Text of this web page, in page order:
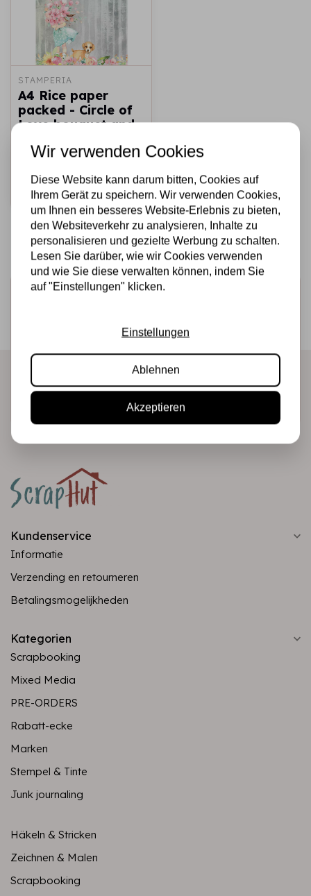
STAMPERIA
A4 Rice paper
packed - Circle of
Love bouquet and
Schnell
hinzufügen
Melden Sie sich für den Newsletter an
Produkte direkt in Ihrem Posteingang!
Kundenservice
Informatie
Verzending en retourneren
Betalingsmogelijkheden
Kategorien
Scrapbooking
Mixed Media
PRE-ORDERS
Rabatt-ecke
Marken
Stempel & Tinte
Junk journaling
Häkeln & Stricken
Zeichnen & Malen
Scrapbooking
Wir verwenden Cookies
Diese Website kann darum bitten, Cookies auf
Ihrem Gerät zu speichern. Wir verwenden Cookies,
um Ihnen ein besseres Website-Erlebnis zu bieten,
den Websiteverkehr zu analysieren, Inhalte zu
personalisieren und gezielte Werbung zu schalten.
Lesen Sie darüber, wie wir Cookies verwenden
und wie Sie diese verwalten können, indem Sie
auf "Einstellungen" klicken.
Einstellungen
Ablehnen
Akzeptieren